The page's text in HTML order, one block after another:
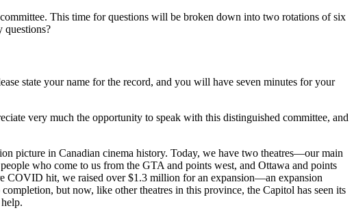
This time for questions will be broken down into two rotations of six
questions?
state your name for the record, and you will have seven minutes for your
very much the opportunity to speak with this distinguished committee, and
picture in Canadian cinema history. Today, we have two theatres—our main
who come to us from the GTA and points west, and Ottawa and points
COVID hit, we raised over $1.3 million for an expansion—an expansion
but now, like other theatres in this province, the Capitol has seen its